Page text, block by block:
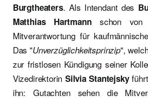
Burgtheaters. Als Intendant des
Matthias Hartmannschon von
Mitverantwortung für
Das "Unverzüglichkeitsprinzip",
zur fristlosen Kündigung seiner
Vizedirektorin Silvia Stantejsky
ihn: Gutachten sehen die